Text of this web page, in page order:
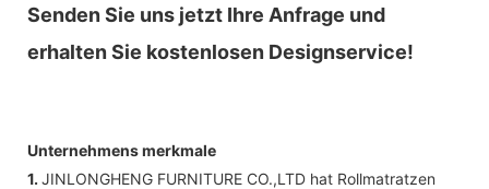
Senden Sie uns jetzt Ihre Anfrage und
erhalten Sie kostenlosen Designservice!
Unternehmens merkmale
1. JINLONGHENG FURNITURE CO.,LTD hat Rollmatratzen